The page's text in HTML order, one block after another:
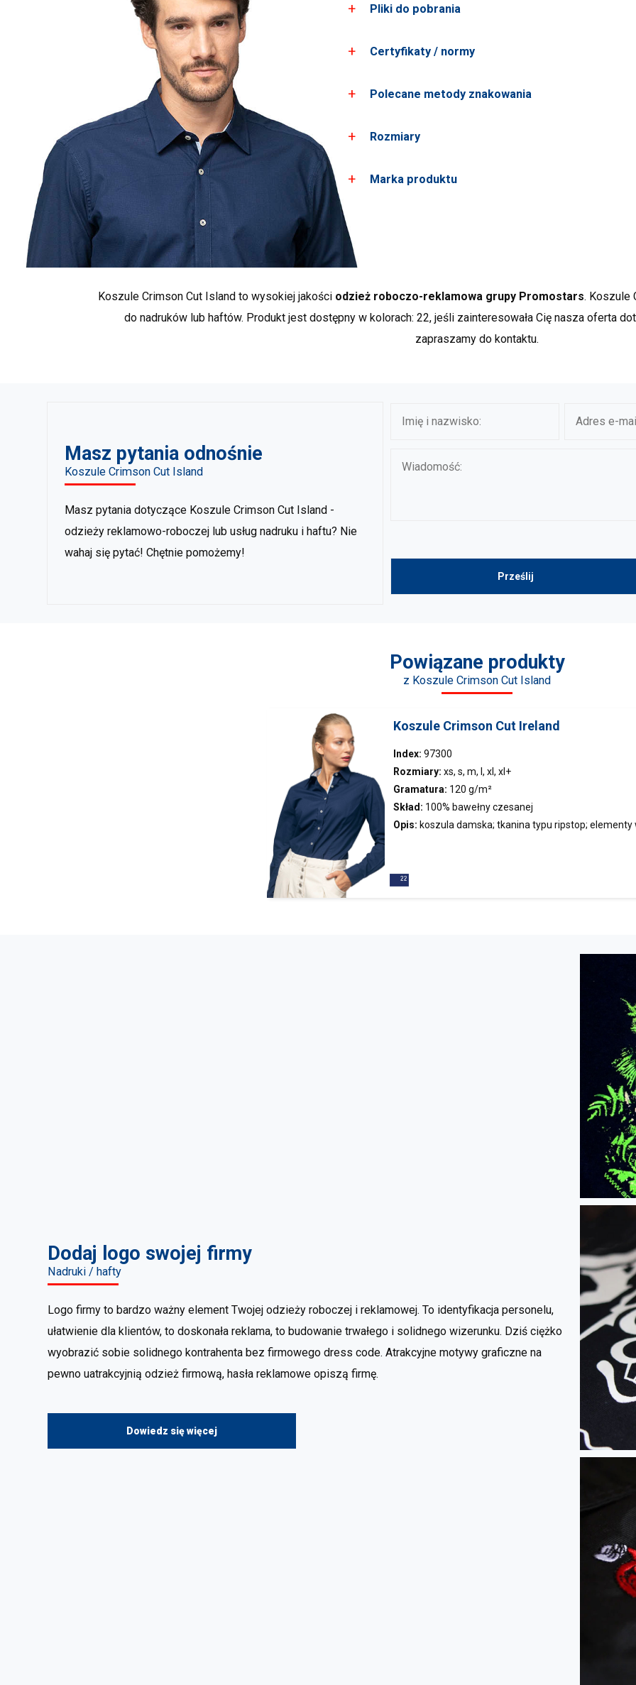
Pliki do pobrania
Pobierz wszystkie zdjęcia produktu
Certyfikaty / normy
Standard 100 by Oeko-Tex
wolne od substancji szkodliwych w stężeniach
Polecane metody znakowania
Hafty
bluzy, kurtki, torby, czy czapki. Aby zapobiec
Rozmiary
Rozmiary
piersiowa
*przybliżone wymiary +/- 2 cm
Marka produktu
organicznej. Crimson
jakość i wzornictwo
Koszule Crimson Cut Island to wysokiej jakości odzież roboczo-reklamowa grupy Promostars. Koszule
do nadruków lub haftów. Produkt jest dostępny w kolorach: 22, jeśli zainteresowała Cię nasza oferta
zapraszamy do kontaktu.
Masz pytania odnośnie
Koszule Crimson Cut Island
Masz pytania dotyczące Koszule Crimson Cut Island -
odzieży reklamowo-roboczej lub usług nadruku i haftu? Nie
wahaj się pytać! Chętnie pomożemy!
Powiązane produkty
z Koszule Crimson Cut Island
Koszule Crimson Cut Ireland
Index: 97300
Rozmiary: xs, s, m, l, xl, xl+
Gramatura: 120 g/m²
Skład: 100% bawełny czesanej
Opis: koszula damska; tkanina typu ripstop; elementy
Dodaj logo swojej firmy
Nadruki / hafty
Logo firmy to bardzo ważny element Twojej odzieży roboczej i reklamowej. To identyfikacja personelu,
ułatwienie dla klientów, to doskonała reklama, to budowanie trwałego i solidnego wizerunku. Dziś ciężko
wyobrazić sobie solidnego kontrahenta bez firmowego dress code. Atrakcyjne motywy graficzne na
pewno uatrakcyjnią odzież firmową, hasła reklamowe opiszą firmę.
Dowiedz się więcej